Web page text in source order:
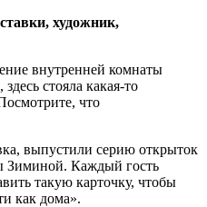
художник,
внутренней комнаты
здесь стояла какая-то
что
выпустили серию открыток
Зиминой. Каждый гость
такую карточку, чтобы
как дома».